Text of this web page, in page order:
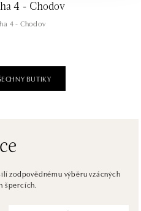
4 - Chodov
4 - Chodov
BUTIKY
zodpovědnému výběru vzácných
špercích.